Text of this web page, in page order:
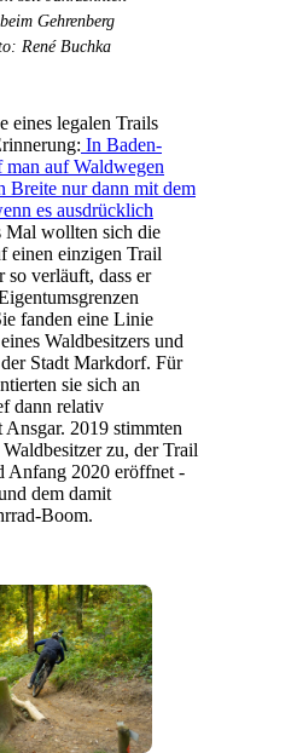
Gehrenberg
René Buchka
eines legalen Trails
In Baden-
auf Waldwegen
Breite nur dann mit dem
es ausdrücklich
Mal wollten sich die
einen einzigen Trail
so verläuft, dass er
fanden eine Linie
Waldbesitzers und
Stadt Markdorf. Für
sie sich an
dann relativ
Ansgar. 2019 stimmten
zu, der Trail
Anfang 2020 eröffnet -
dem damit
Boom.